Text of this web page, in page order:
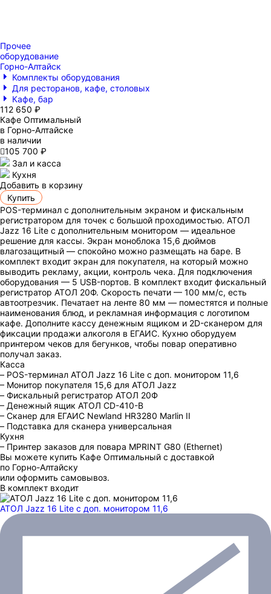
Прочее
оборудование
Горно-Алтайск
Комплекты оборудования
Для ресторанов, кафе, столовых
Кафе, бар
112 650 ₽
Кафе Оптимальный
в Горно-Алтайске
в наличии
105 700 ₽
Зал и касса
Кухня
Добавить в корзину
Купить
POS-терминал с дополнительным экраном и фискальным
регистратором для точек с большой проходимостью. АТОЛ
Jazz 16 Lite с дополнительным монитором — идеальное
решение для кассы. Экран моноблока 15,6 дюймов
влагозащитный — спокойно можно размещать на баре. В
комплект входит экран для покупателя, на который можно
выводить рекламу, акции, контроль чека. Для подключения
оборудования — 5 USB-портов. В комплект входит фискальный
регистратор АТОЛ 20Ф. Скорость печати — 100 мм/с, есть
автоотрезчик. Печатает на ленте 80 мм — поместятся и полные
наименования блюд, и рекламная информация с логотипом
кафе. Дополните кассу денежным ящиком и 2D-сканером для
фиксации продажи алкоголя в ЕГАИС. Кухню оборудуем
принтером чеков для бегунков, чтобы повар оперативно
получал заказ.
Касса
– POS-терминал АТОЛ Jazz 16 Lite c доп. монитором 11,6
– Монитор покупателя 15,6 для АТОЛ Jazz
– Фискальный регистратор АТОЛ 20Ф
– Денежный ящик АТОЛ CD-410-В
– Сканер для ЕГАИС Newland HR3280 Marlin II
– Подставка для сканера универсальная
Кухня
– Принтер заказов для повара MPRINT G80 (Ethernet)
Вы можете купить Кафе Оптимальный с доставкой
по Горно-Алтайску
или оформить самовывоз.
В комплект входит
АТОЛ Jazz 16 Lite с доп. монитором 11,6